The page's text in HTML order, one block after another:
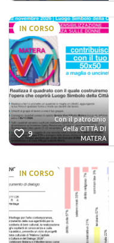
IN CORSO
9
Con il patrocinio
della CITTÀ DI
MATERA
IN CORSO